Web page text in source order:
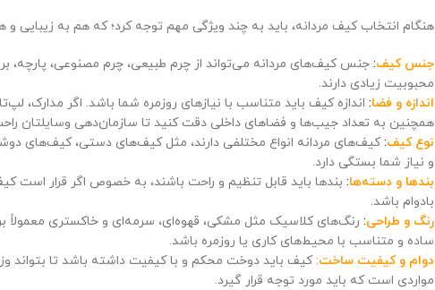
هنگام انتخاب کیف مردانه، باید به چند ویژگی مهم توجه کرد؛ که هم به
جنس کیف:جنس کیف‌های مردانه می‌تواند از چرم طبیعی، چرم مصنوعی،
محبوبیت زیادی دارند.
اندازه و فضا:اندازه کیف باید متناسب با نیازهای روزمره شما باشد. اگر مدارک،
همچنین به تعداد جیب‌ها و فضاهای داخلی دقت کنید تا سازمان‌دهی وسایلتان
نوع کیف:کیف‌های مردانه انواع مختلفی دارند، مثل کیف‌های دستی، کیف‌های
و نیاز شما بستگی دارد.
بندها و دسته‌ها:بندها باید قابل تنظیم و راحت باشند، به خصوص اگر قرار
بادوام باشد.
رنگ و طراحی:رنگ‌های کلاسیک مثل مشکی، قهوه‌ای، سرمه‌ای و خاکستری معمولاً
ساده و متناسب با محیط‌های کاری یا روزمره باشد.
دوام و کیفیت ساخت: کیف باید دوخت محکم و با کیفیت داشته باشد تا بتواند
مواردی است که باید مورد توجه قرار گیرد.